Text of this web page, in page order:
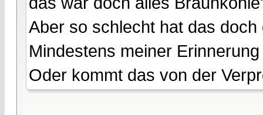
Aber so schlecht hat das
Mindestens meiner
Oder kommt das von der